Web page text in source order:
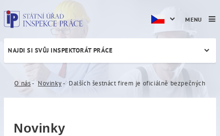
Dalších šestnáct firem je
NAJDI SI SVŮJ INSPEKTORÁT PRÁCE
O nás Novinky Dalších šestnáct firem je oficiálně bezpečných
Novinky
MENU